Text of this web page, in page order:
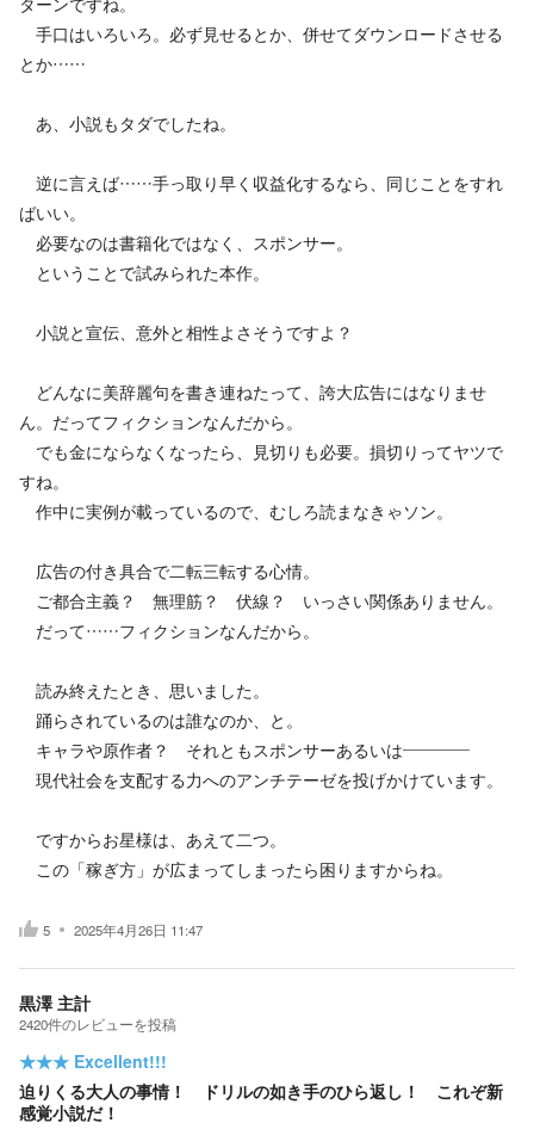
手口はいろいろ。必ず見せるとか、併せてダウンロードさせる
とか……
あ、小説もタダでしたね。
逆に言えば……手っ取り早く収益化するなら、同じことをすれ
ばいい。
必要なのは書籍化ではなく、スポンサー。
ということで試みられた本作。
小説と宣伝、意外と相性よさそうですよ？
どんなに美辞麗句を書き連ねたって、誇大広告にはなりませ
ん。だってフィクションなんだから。
でも金にならなくなったら、見切りも必要。損切りってヤツで
すね。
作中に実例が載っているので、むしろ読まなきゃソン。
広告の付き具合で二転三転する心情。
ご都合主義？ 無理筋？ 伏線？ いっさい関係ありません。
だって……フィクションなんだから。
読み終えたとき、思いました。
踊らされているのは誰なのか、と。
キャラや原作者？ それともスポンサーあるいは――――
現代社会を支配する力へのアンチテーゼを投げかけています。
ですからお星様は、あえて二つ。
この「稼ぎ方」が広まってしまったら困りますからね。
5 2025年4月26日 11:47
黒澤 主計
2420件のレビューを投稿
★★★ Excellent!!!
迫りくる大人の事情！ ドリルの如き手のひら返し！ これぞ新
感覚小説だ！